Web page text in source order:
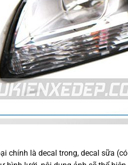
chính là decal trong, decal sữa